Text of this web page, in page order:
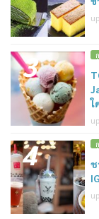
3
ใ
4
ช